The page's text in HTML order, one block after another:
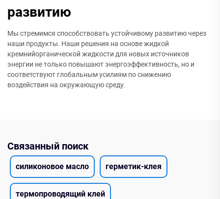
развитию
Мы стремимся способствовать устойчивому развитию через
наши продукты. Наши решения на основе жидкой
кремнийорганической жидкости для новых источников
энергии не только повышают энергоэффективность, но и
соответствуют глобальным усилиям по снижению
воздействия на окружающую среду.
Связанный поиск
силиконовое масло герметик-клея
термопроводящий клей